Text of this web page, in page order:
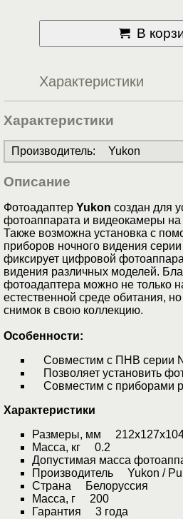
В
Характеристики
Характеристики
Производитель: Yukon
Описание
Фотоадаптер Yukon создан для
фотоаппарата и видеокамеры
Также возможна установка с
приборов ночного видения
фиксирует цифровой
видения различных моделей.
фотоадаптера можно не только
естественной среде обитания,
снимок в свою коллекцию.
Особенности:
Совместим с ПНВ серии
Позволяет установить
Совместим с приборами
Характеристики
Размеры, мм
Масса, кг 0.2
Допустимая масса
Производитель Yukon /
Страна Белоруссия
Масса, г 200
Гарантия 3 года